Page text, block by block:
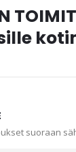
suoraan